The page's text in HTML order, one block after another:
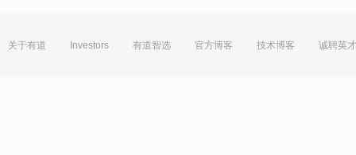
关于有道 Investors 有道智选 官方博客 技术博客 诚聘英才